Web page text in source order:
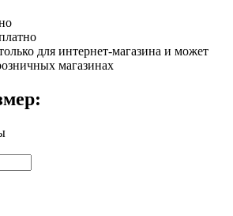
для интернет-магазина и может
магазинах